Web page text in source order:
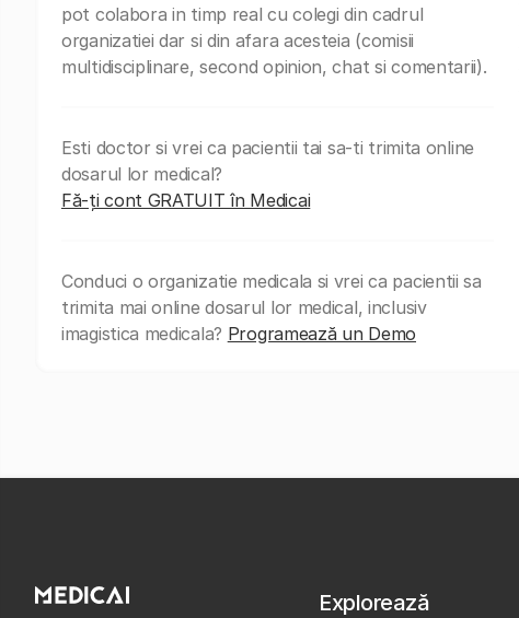
pot colabora in timp real cu colegi din cadrul
organizatiei dar si din afara acesteia (comisii
multidisciplinare, second opinion, chat si comentarii).
Esti doctor si vrei ca pacientii tai sa-ti trimita online
dosarul lor medical?
Fă-ți cont GRATUIT în Medicai
Conduci o organizatie medicala si vrei ca pacientii sa
trimita mai online dosarul lor medical, inclusiv
imagistica medicala? Programează un Demo
Explorează